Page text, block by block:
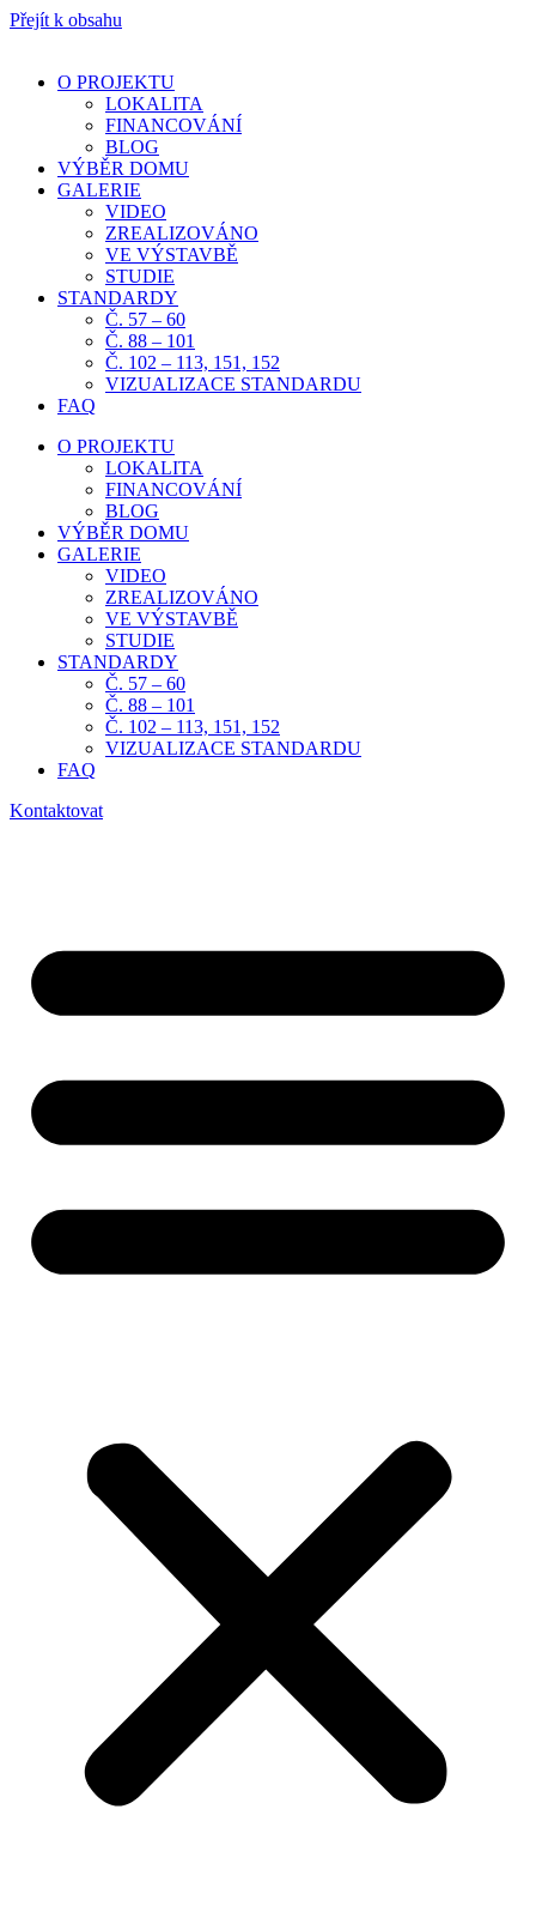
Přejít k obsahu
O PROJEKTU
LOKALITA
FINANCOVÁNÍ
BLOG
VÝBĚR DOMU
GALERIE
VIDEO
ZREALIZOVÁNO
VE VÝSTAVBĚ
STUDIE
STANDARDY
Č. 57 – 60
Č. 88 – 101
Č. 102 – 113, 151, 152
VIZUALIZACE STANDARDU
FAQ
O PROJEKTU
LOKALITA
FINANCOVÁNÍ
BLOG
VÝBĚR DOMU
GALERIE
VIDEO
ZREALIZOVÁNO
VE VÝSTAVBĚ
STUDIE
STANDARDY
Č. 57 – 60
Č. 88 – 101
Č. 102 – 113, 151, 152
VIZUALIZACE STANDARDU
FAQ
Kontaktovat